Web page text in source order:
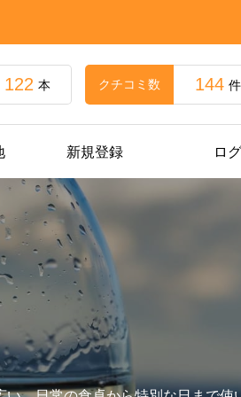
122 本 クチコミ数 144 件
新規登録 ロ